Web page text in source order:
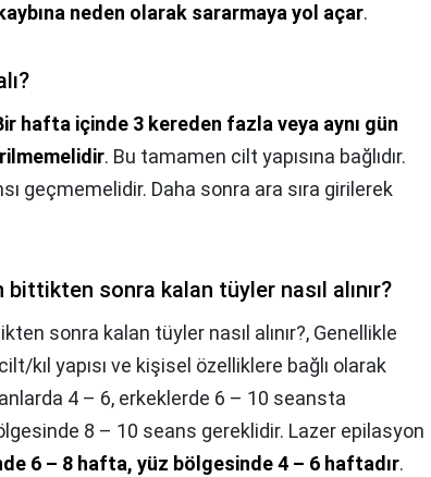
neden olarak sararmaya yol açar.
hafta içinde 3 kereden fazla veya aynı gün
. Bu tamamen cilt yapısına bağlıdır.
geçmemelidir. Daha sonra ara sıra girilerek
sonra kalan tüyler nasıl alınır?
sonra kalan tüyler nasıl alınır?, Genellikle
kıl yapısı ve kişisel özelliklere bağlı olarak
4 – 6, erkeklerde 6 – 10 seansta
8 – 10 seans gereklidir. Lazer epilasyon
6 – 8 hafta, yüz bölgesinde 4 – 6 haftadır.